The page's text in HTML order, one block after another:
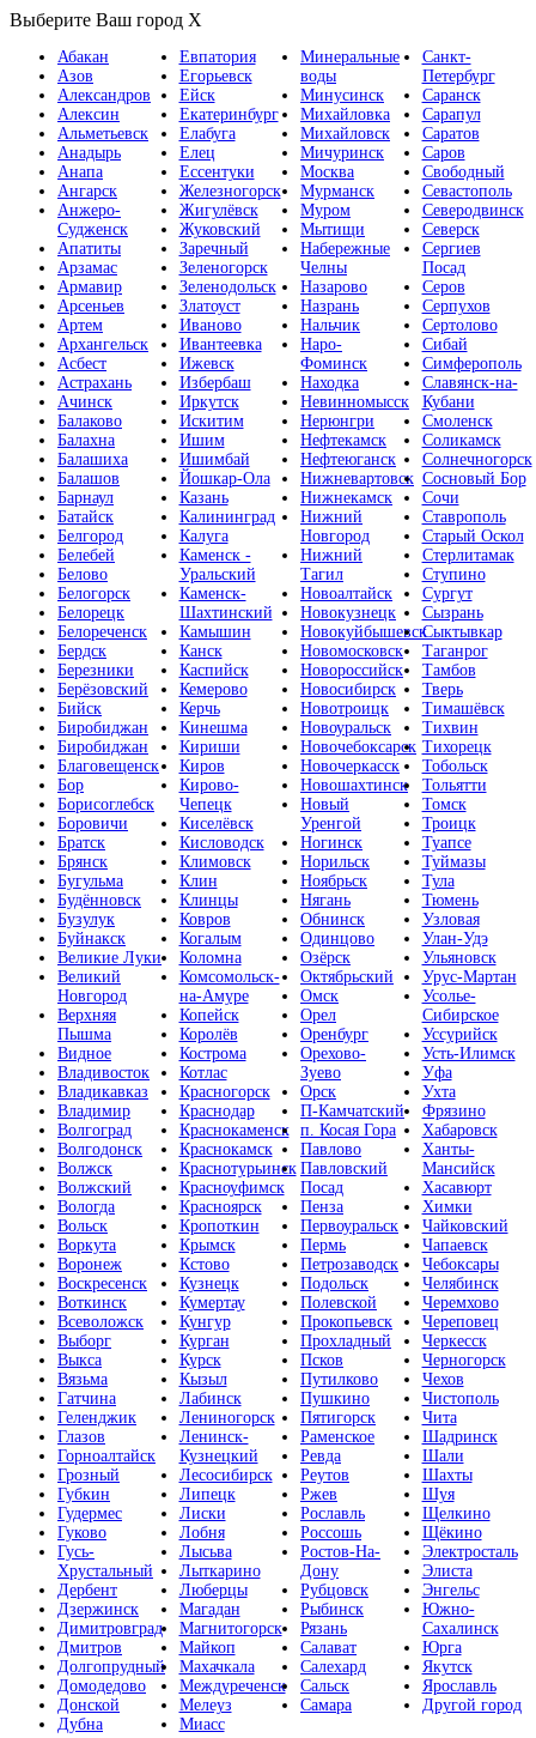
Выберите Ваш город X
Абакан
Азов
Александров
Алексин
Альметьевск
Анадырь
Анапа
Ангарск
Анжеро-
Судженск
Апатиты
Арзамас
Армавир
Арсеньев
Артем
Архангельск
Асбест
Астрахань
Ачинск
Балаково
Балахна
Балашиха
Балашов
Барнаул
Батайск
Белгород
Белебей
Белово
Белогорск
Белорецк
Белореченск
Бердск
Березники
Берёзовский
Бийск
Биробиджан
Биробиджан
Благовещенск
Бор
Борисоглебск
Боровичи
Братск
Брянск
Бугульма
Будённовск
Бузулук
Буйнакск
Великие Луки
Великий
Новгород
Верхняя
Пышма
Видное
Владивосток
Владикавказ
Владимир
Волгоград
Волгодонск
Волжск
Волжский
Вологда
Вольск
Воркута
Воронеж
Воскресенск
Воткинск
Всеволожск
Выборг
Выкса
Вязьма
Гатчина
Геленджик
Глазов
Горноалтайск
Грозный
Губкин
Гудермес
Гуково
Гусь-
Хрустальный
Дербент
Дзержинск
Димитровград
Дмитров
Долгопрудный
Домодедово
Донской
Дубна
Евпатория
Егорьевск
Ейск
Екатеринбург
Елабуга
Елец
Ессентуки
Железногорск
Жигулёвск
Жуковский
Заречный
Зеленогорск
Зеленодольск
Златоуст
Иваново
Ивантеевка
Ижевск
Избербаш
Иркутск
Искитим
Ишим
Ишимбай
Йошкар-Ола
Казань
Калининград
Калуга
Каменск -
Уральский
Каменск-
Шахтинский
Камышин
Канск
Каспийск
Кемерово
Керчь
Кинешма
Кириши
Киров
Кирово-
Чепецк
Киселёвск
Кисловодск
Климовск
Клин
Клинцы
Ковров
Когалым
Коломна
Комсомольск-
на-Амуре
Копейск
Королёв
Кострома
Котлас
Красногорск
Краснодар
Краснокаменск
Краснокамск
Краснотурьинск
Красноуфимск
Красноярск
Кропоткин
Крымск
Кстово
Кузнецк
Кумертау
Кунгур
Курган
Курск
Кызыл
Лабинск
Лениногорск
Ленинск-
Кузнецкий
Лесосибирск
Липецк
Лиски
Лобня
Лысьва
Лыткарино
Люберцы
Магадан
Магнитогорск
Майкоп
Махачкала
Междуреченск
Мелеуз
Миасс
Минеральные
воды
Минусинск
Михайловка
Михайловск
Мичуринск
Москва
Мурманск
Муром
Мытищи
Набережные
Челны
Назарово
Назрань
Нальчик
Наро-
Фоминск
Находка
Невинномысск
Нерюнгри
Нефтекамск
Нефтеюганск
Нижневартовск
Нижнекамск
Нижний
Новгород
Нижний
Тагил
Новоалтайск
Новокузнецк
Новокуйбышевск
Новомосковск
Новороссийск
Новосибирск
Новотроицк
Новоуральск
Новочебоксарск
Новочеркасск
Новошахтинск
Новый
Уренгой
Ногинск
Норильск
Ноябрьск
Нягань
Обнинск
Одинцово
Озёрск
Октябрьский
Омск
Орел
Оренбург
Орехово-
Зуево
Орск
П-Камчатский
п. Косая Гора
Павлово
Павловский
Посад
Пенза
Первоуральск
Пермь
Петрозаводск
Подольск
Полевской
Прокопьевск
Прохладный
Псков
Путилково
Пушкино
Пятигорск
Раменское
Ревда
Реутов
Ржев
Рославль
Россошь
Ростов-На-
Дону
Рубцовск
Рыбинск
Рязань
Салават
Салехард
Сальск
Самара
Санкт-
Петербург
Саранск
Сарапул
Саратов
Саров
Свободный
Севастополь
Северодвинск
Северск
Сергиев
Посад
Серов
Серпухов
Сертолово
Сибай
Симферополь
Славянск-на-
Кубани
Смоленск
Соликамск
Солнечногорск
Сосновый Бор
Сочи
Ставрополь
Старый Оскол
Стерлитамак
Ступино
Сургут
Сызрань
Сыктывкар
Таганрог
Тамбов
Тверь
Тимашёвск
Тихвин
Тихорецк
Тобольск
Тольятти
Томск
Троицк
Туапсе
Туймазы
Тула
Тюмень
Узловая
Улан-Удэ
Ульяновск
Урус-Мартан
Усолье-
Сибирское
Уссурийск
Усть-Илимск
Уфа
Ухта
Фрязино
Хабаровск
Ханты-
Мансийск
Хасавюрт
Химки
Чайковский
Чапаевск
Чебоксары
Челябинск
Черемхово
Череповец
Черкесск
Черногорск
Чехов
Чистополь
Чита
Шадринск
Шали
Шахты
Шуя
Щелкино
Щёкино
Электросталь
Элиста
Энгельс
Южно-
Сахалинск
Юрга
Якутск
Ярославль
Другой город